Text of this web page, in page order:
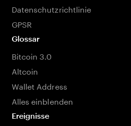
Datenschutzrichtlinie
GPSR
Glossar
Bitcoin 3.0
Altcoin
Wallet Address
Alles einblenden
Ereignisse